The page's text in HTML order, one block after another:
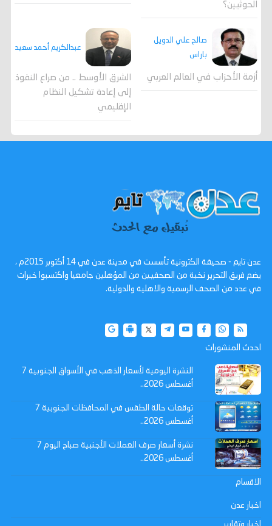
الحوثيين؟
صالح علي الدويل
باراس
أزمة الأحزاب في العالم العربي
عبدالكريم أحمد سعيد
الشرق الأوسط .. من صراع النفوذ
إلى إعادة تشكيل النظام
الإقليمي
عدن تايم - صحيفة الكترونية تأسست في مدينة عدن في 14 أكتوبر 2015م ،
يضم فريق التحرير نخبة من الصحفيين من المؤهلين جامعيا واكتسبوا خبرات
في عدد من الصحف الرسمية والاهلية والدولية.
احدث المنشورات
النشرة اليومية لأسعار الذهب في الأسواق الجنوبية 7
أغسطس 2026..
توقعات حالة الطقس في المحافظات الجنوبية 7
أغسطس 2026..
نشرة أسعار صرف العملات الأجنبية صباح اليوم 7
أغسطس 2026..
الاقسام
اخبار عدن
اخبار وتقارير